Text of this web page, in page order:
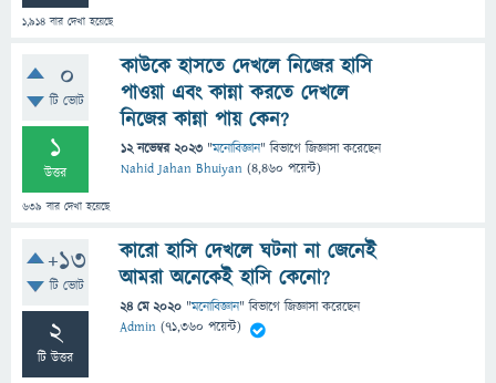
1,914 বার দেখা হয়েছে
0
টি ভোট
1
উত্তর
639 বার দেখা হয়েছে
কাউকে হাসতে দেখলে নিজের হাসি
পাওয়া এবং কান্না করতে দেখলে
নিজের কান্না পায় কেন?
12 নভেম্বর 2023 "মনোবিজ্ঞান" বিভাগে জিজ্ঞাসাকরেছেন
Nahid Jahan Bhuiyan (4,460 পয়েন্ট)
+13
টি ভোট
2
টি উত্তর
কারো হাসি দেখলে ঘটনা না জেনেই
আমরা অনেকেই হাসি কেনো?
24 মে 2020 "মনোবিজ্ঞান" বিভাগে জিজ্ঞাসাকরেছেন
Admin (71,360 পয়েন্ট)